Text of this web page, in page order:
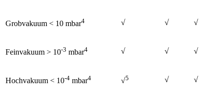
Grobvakuum < 10 mbar4 √ √ √
Feinvakuum > 10-3 mbar4 √ √ √
Hochvakuum < 10-4 mbar4 √5 √ √